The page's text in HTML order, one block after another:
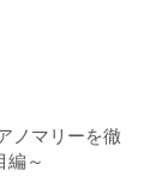
ノマリーを徹
編～